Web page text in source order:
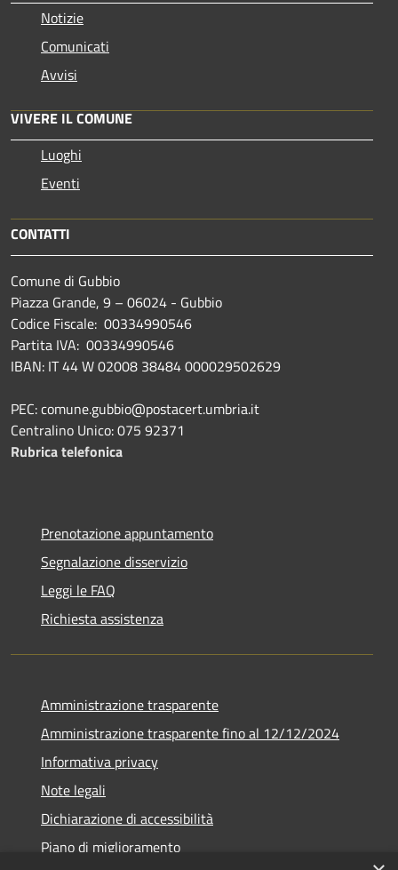
Notizie
Comunicati
Avvisi
VIVERE IL COMUNE
Luoghi
Eventi
CONTATTI
Comune di Gubbio
Piazza Grande, 9 – 06024 - Gubbio
Codice Fiscale: 00334990546
Partita IVA: 00334990546
IBAN: IT 44 W 02008 38484 000029502629
PEC: comune.gubbio@postacert.umbria.it
Centralino Unico: 075 92371
Rubrica telefonica
Prenotazione appuntamento
Segnalazione disservizio
Leggi le FAQ
Richiesta assistenza
Amministrazione trasparente
Amministrazione trasparente fino al 12/12/2024
Informativa privacy
Note legali
Dichiarazione di accessibilità
Piano di miglioramento